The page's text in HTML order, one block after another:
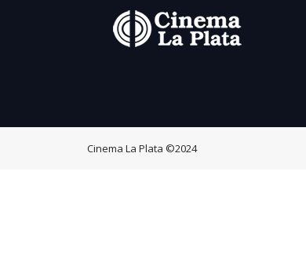
Cinema La Plata ©2024